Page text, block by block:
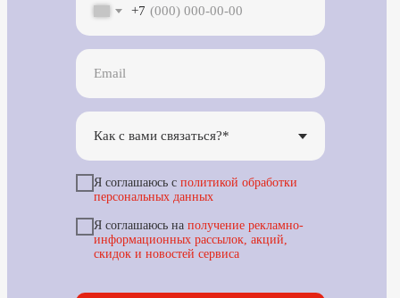
+7
Я соглашаюсь с политикой обработки
персональных данных
Я соглашаюсь на получение рекламно-
информационных рассылок, акций,
скидок и новостей сервиса